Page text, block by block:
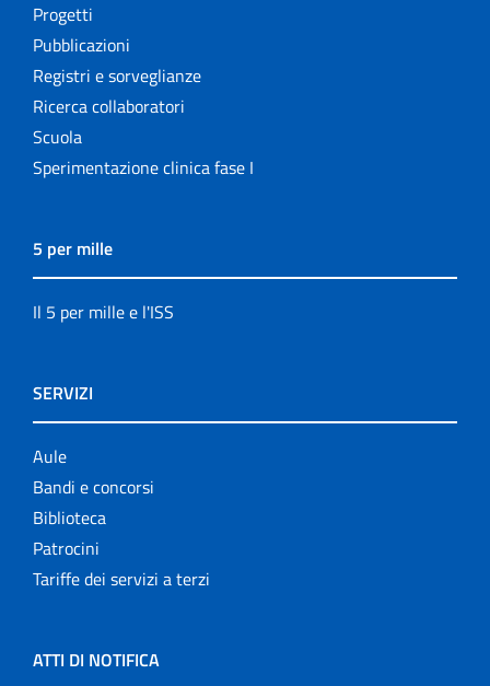
Progetti
Pubblicazioni
Registri e sorveglianze
Ricerca collaboratori
Scuola
Sperimentazione clinica fase I
5 per mille
Il 5 per mille e l'ISS
SERVIZI
Aule
Bandi e concorsi
Biblioteca
Patrocini
Tariffe dei servizi a terzi
ATTI DI NOTIFICA